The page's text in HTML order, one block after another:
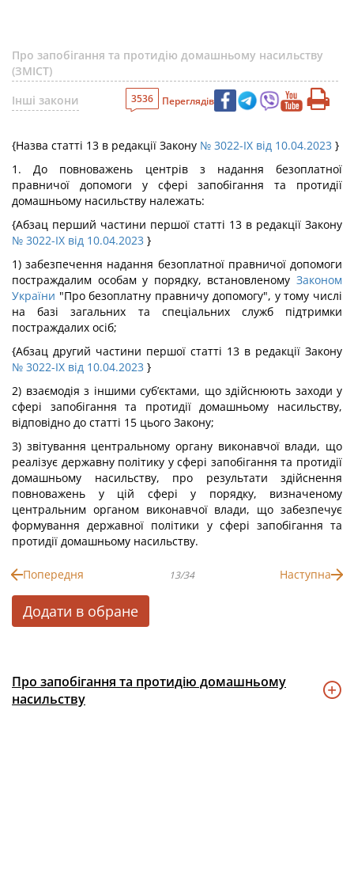
Про запобігання та протидію домашньому насильству
(ЗМІСТ)
Інші закони
3536 Переглядів
{Назва статті 13 в редакції Закону № 3022-IX від 10.04.2023 }
1. До повноважень центрів з надання безоплатної
правничої допомоги у сфері запобігання та протидії
домашньому насильству належать:
{Абзац перший частини першої статті 13 в редакції Закону
№ 3022-IX від 10.04.2023 }
1) забезпечення надання безоплатної правничої допомоги
постраждалим особам у порядку, встановленому Законом
України "Про безоплатну правничу допомогу", у тому числі
на базі загальних та спеціальних служб підтримки
постраждалих осіб;
{Абзац другий частини першої статті 13 в редакції Закону
№ 3022-IX від 10.04.2023 }
2) взаємодія з іншими суб’єктами, що здійснюють заходи у
сфері запобігання та протидії домашньому насильству,
відповідно до статті 15 цього Закону;
3) звітування центральному органу виконавчої влади, що
реалізує державну політику у сфері запобігання та протидії
домашньому насильству, про результати здійснення
повноважень у цій сфері у порядку, визначеному
центральним органом виконавчої влади, що забезпечує
формування державної політики у сфері запобігання та
протидії домашньому насильству.
Попередня 13/34 Наступна
Додати в обране
Про запобігання та протидію домашньому
насильству